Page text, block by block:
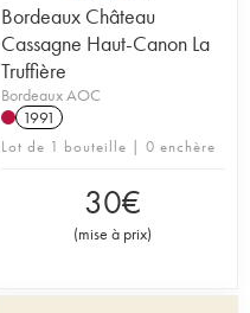
Bordeaux Château
Cassagne Haut-Canon La
Truffière
Bordeaux AOC
1991
Lot de 1 bouteille | 0 enchère
30€
(mise à prix)